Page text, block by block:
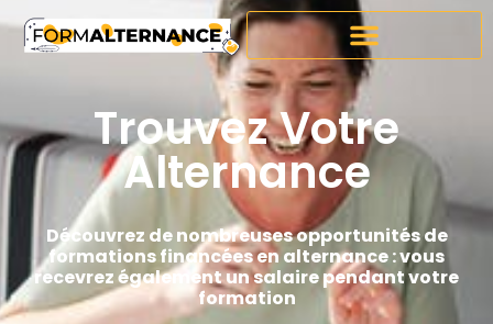
Trouvez Votre
Alternance
Découvrez de nombreuses opportunités de
formations financées en alternance : vous
recevrez également un salaire pendant votre
formation